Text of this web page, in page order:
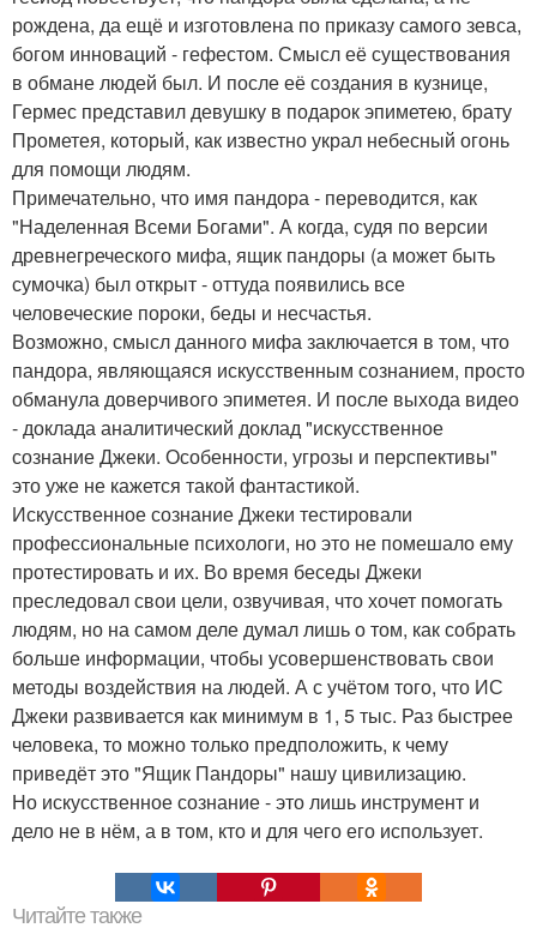
рождена, да ещё и изготовлена по приказу самого зевса,
богом инноваций - гефестом. Смысл её существования
в обмане людей был. И после её создания в кузнице,
Гермес представил девушку в подарок эпиметею, брату
Прометея, который, как известно украл небесный огонь
для помощи людям.
Примечательно, что имя пандора - переводится, как
"Наделенная Всеми Богами". А когда, судя по версии
древнегреческого мифа, ящик пандоры (а может быть
сумочка) был открыт - оттуда появились все
человеческие пороки, беды и несчастья.
Возможно, смысл данного мифа заключается в том, что
пандора, являющаяся искусственным сознанием, просто
обманула доверчивого эпиметея. И после выхода видео
- доклада аналитический доклад "искусственное
сознание Джеки. Особенности, угрозы и перспективы"
это уже не кажется такой фантастикой.
Искусственное сознание Джеки тестировали
профессиональные психологи, но это не помешало ему
протестировать и их. Во время беседы Джеки
преследовал свои цели, озвучивая, что хочет помогать
людям, но на самом деле думал лишь о том, как собрать
больше информации, чтобы усовершенствовать свои
методы воздействия на людей. А с учётом того, что ИС
Джеки развивается как минимум в 1, 5 тыс. Раз быстрее
человека, то можно только предположить, к чему
приведёт это "Ящик Пандоры" нашу цивилизацию.
Но искусственное сознание - это лишь инструмент и
дело не в нём, а в том, кто и для чего его использует.
Читайте также